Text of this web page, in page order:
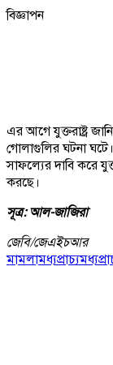
বিজ্ঞাপন
এর আগে যুক্তরাষ্ট্র
গোলাগুলির ঘটনা
সাফল্যের দাবি করে
করছে।
সূত্র: আল-জাজিরা
জেবি/জেএইচআর
মামলামধ্যপ্রাচ্য